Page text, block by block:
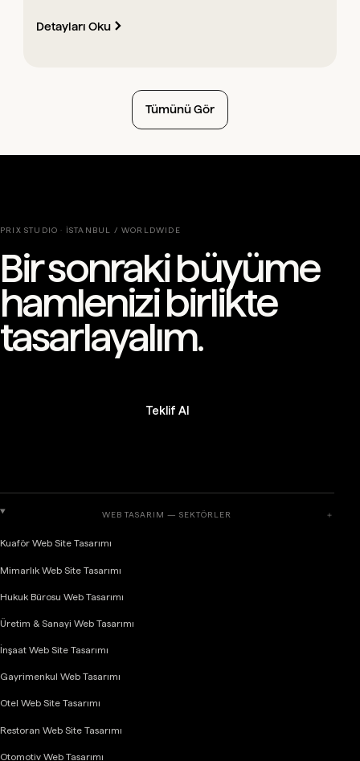
Detayları Oku
Tümünü Gör
PRIX STUDIO · İSTANBUL / WORLDWIDE
Bir sonraki büyüme
hamlenizi birlikte
tasarlayalım.
Teklif Al
WEB TASARIM — SEKTÖRLER ＋
Kuaför Web Site Tasarımı
Mimarlık Web Site Tasarımı
Hukuk Bürosu Web Tasarımı
Üretim & Sanayi Web Tasarımı
İnşaat Web Site Tasarımı
Gayrimenkul Web Tasarımı
Otel Web Site Tasarımı
Restoran Web Site Tasarımı
Otomotiv Web Tasarımı